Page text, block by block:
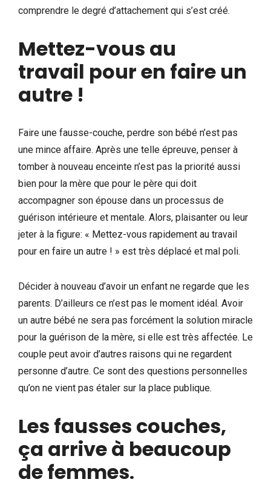
comprendre le degré d’attachement qui s’est créé.
Mettez-vous au
travail pour en faire un
autre !
Faire une fausse-couche, perdre son bébé n’est pas
une mince affaire. Après une telle épreuve, penser à
tomber à nouveau enceinte n’est pas la priorité aussi
bien pour la mère que pour le père qui doit
accompagner son épouse dans un processus de
guérison intérieure et mentale. Alors, plaisanter ou leur
jeter à la figure: « Mettez-vous rapidement au travail
pour en faire un autre ! » est très déplacé et mal poli.
Décider à nouveau d’avoir un enfant ne regarde que les
parents. D’ailleurs ce n’est pas le moment idéal. Avoir
un autre bébé ne sera pas forcément la solution miracle
pour la guérison de la mère, si elle est très affectée. Le
couple peut avoir d’autres raisons qui ne regardent
personne d’autre. Ce sont des questions personnelles
qu’on ne vient pas étaler sur la place publique.
Les fausses couches,
ça arrive à beaucoup
de femmes.